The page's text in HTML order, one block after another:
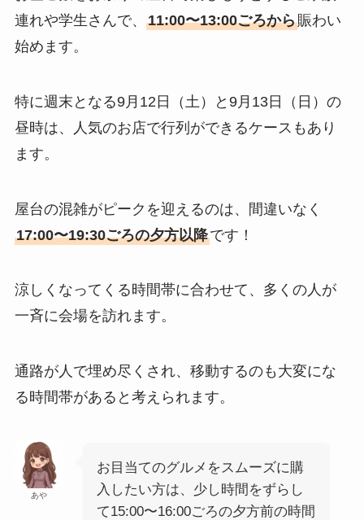
連れや学生さんで、 11:00〜13:00ごろから賑わい
始めます。
特に週末となる9月12日（土）と9月13日（日）の
昼時は、人気のお店で行列ができるケースもあり
ます。
屋台の混雑がピークを迎えるのは、間違いなく
17:00〜19:30ごろの夕方以降です！
涼しくなってくる時間帯に合わせて、多くの人が
一斉に会場を訪れます。
通路が人で埋め尽くされ、移動するのも大変にな
る時間帯があると考えられます。
あや
お目当てのグルメをスムーズに購
入したい方は、少し時間をずらし
て15:00〜16:00ごろの夕方前の時間